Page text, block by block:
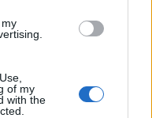
of my
with the